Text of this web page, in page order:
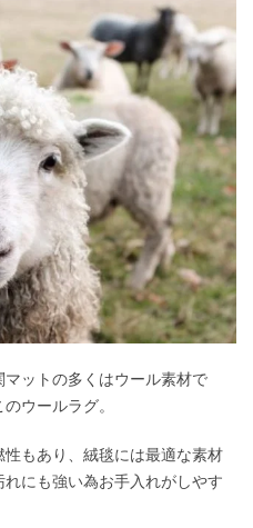
ットの多くはウール素材で
ウールラグ。
もあり、絨毯には最適な素材
にも強い為お手入れがしやす